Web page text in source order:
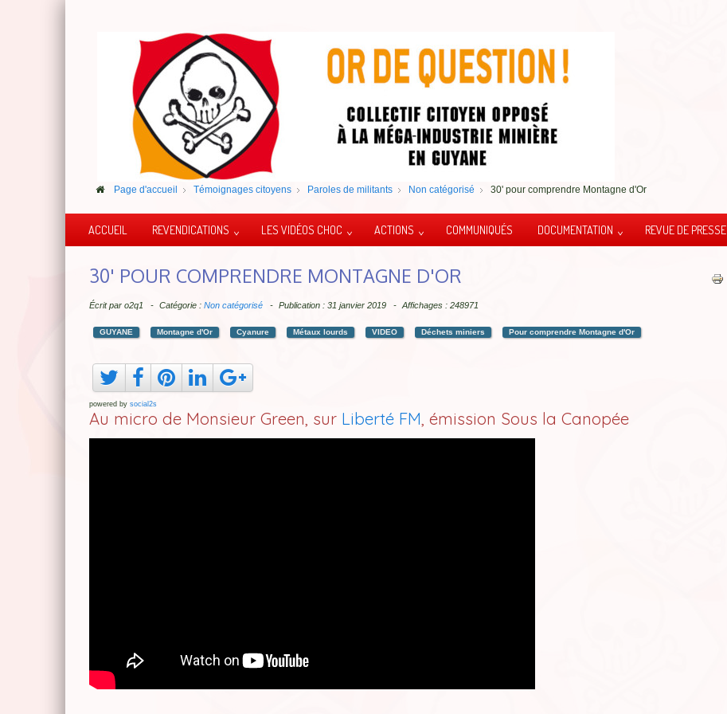
Page d'accueil Témoignages citoyens Paroles de militants Non catégorisé 30' pour comprendre Montagne d'Or
ACCUEIL REVENDICATIONS LES VIDÉOS CHOC ACTIONS COMMUNIQUÉS DOCUMENTATION REVUE DE PRESSE
30' POUR COMPRENDRE MONTAGNE D'OR
Écrit par o2q1 Catégorie : Non catégorisé Publication : 31 janvier 2019 Affichages : 248971
GUYANE Montagne d'Or Cyanure Métaux lourds VIDEO Déchets miniers Pour comprendre Montagne d'Or
powered by social2s
Au micro de Monsieur Green, sur Liberté FM, émission Sous la Canopée